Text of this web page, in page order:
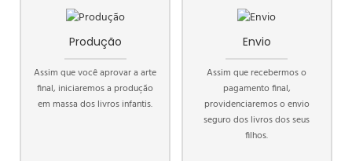
Produção
Assim que você aprovar a arte
final, iniciaremos a produção
em massa dos livros infantis.
Envio
Assim que recebermos o
pagamento final,
providenciaremos o envio
seguro dos livros dos seus
filhos.